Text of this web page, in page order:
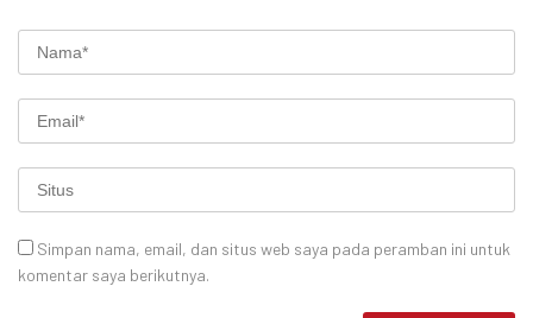
Simpan nama, email, dan situs web saya pada peramban ini untuk
komentar saya berikutnya.